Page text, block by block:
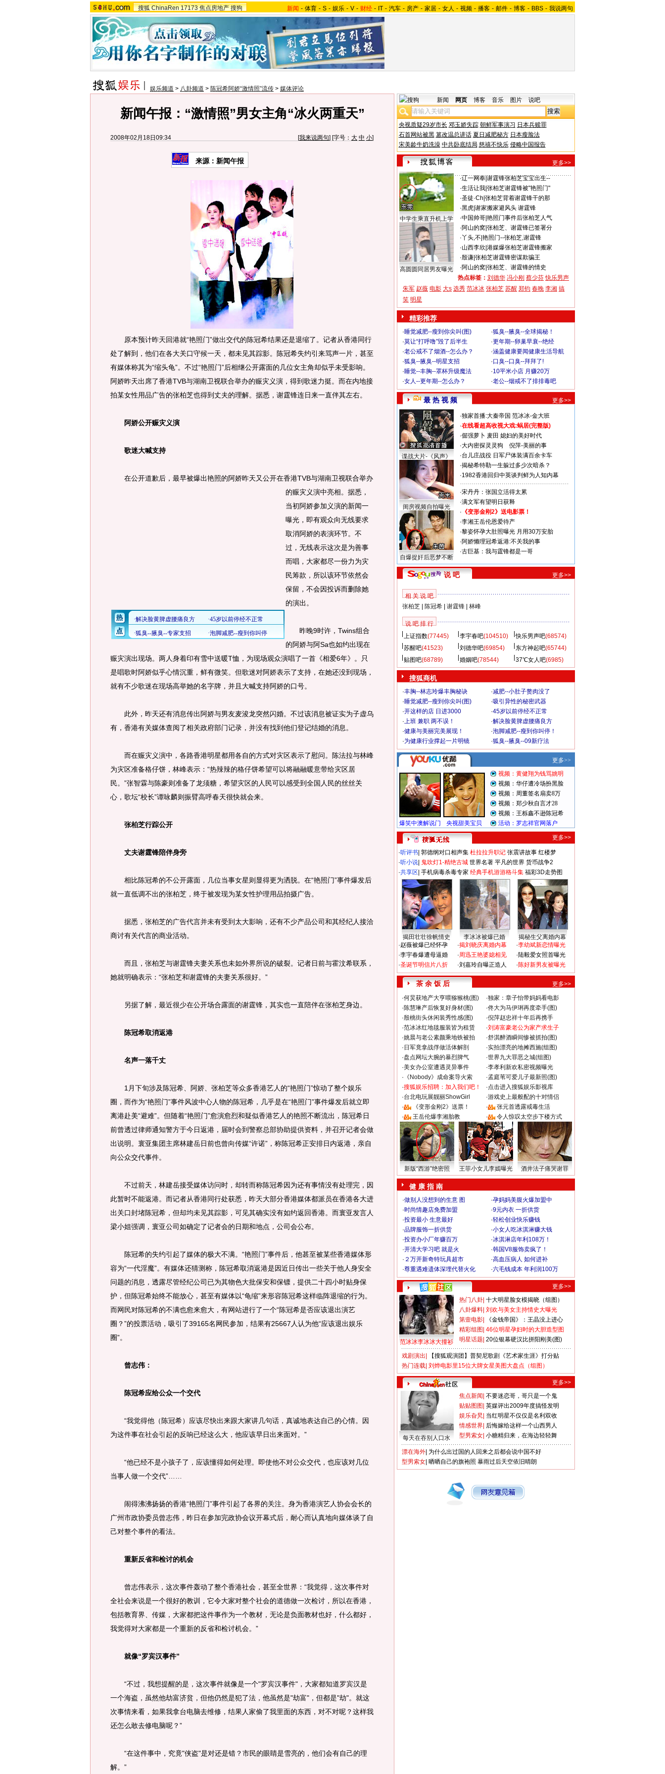
搜狐 ChinaRen 17173 焦点房地产 搜狗 新闻 - 体育 - S - 娱乐 - V - 财经 - IT - 汽车 - 房产 - 家居 - 女人 - 视频 - 播客 - 邮件 - 博客 - BBS - 我说两句
娱乐频道 > 八卦频道 > 陈冠希阿娇“激情照”流传 > 媒体评论
新闻午报：“激情照”男女主角“冰火两重天”
2008年02月18日09:34 [我来说两句] [字号： 大 中 小]
来源：新闻午报
原本预计昨天回港就“艳照门”做出交代的陈冠希结果还是退缩了。记者从香港同行
处了解到，他们在各大关口守候一天，都未见其踪影。陈冠希失约引来骂声一片，甚至
有媒体称其为“缩头龟”。不过“艳照门”后相继公开露面的几位女主角却似乎未受影响。
阿娇昨天出席了香港TVB与湖南卫视联合举办的赈灾义演，得到歌迷力挺。而在内地接
拍某女性用品广告的张柏芝也得到丈夫的理解。据悉，谢霆锋连日来一直伴其左右。
阿娇公开赈灾义演
歌迷大喊支持
在公开道歉后，最早被爆出艳照的阿娇昨天又公开在香港TVB与湖南卫视联合举办
的赈灾义演中亮相。 据悉，
当初阿娇参加义演的新闻一
曝光，即有观众向无线要求
取消阿娇的表演环节。不
过，无线表示这次是为善事
而唱，大家都尽一份力为灾
民筹款，所以该环节依然会
保留，不会因投诉而删除她
的演出。
昨晚9时许，Twins组合
的阿娇与阿Sa也如约出现在
赈灾演出现场。两人身着印有雪中送暖T恤，为现场观众演唱了一首《相爱6年》。只
是唱歌时阿娇似乎心情沉重，鲜有微笑。但歌迷对阿娇表示了支持，在她还没到现场，
就有不少歌迷在现场高举她的名字牌，并且大喊支持阿娇的口号。
此外，昨天还有消息传出阿娇与男友麦浚龙突然闪婚。不过该消息被证实为子虚乌
有，香港有关媒体查阅了相关政府部门记录，并没有找到他们登记结婚的消息。
而在赈灾义演中，各路香港明星都用各自的方式对灾区表示了慰问。陈法拉与林峰
为灾区准备格仔饼，林峰表示：“热辣辣的格仔饼希望可以将融融暖意带给灾区居
民。”张智霖与陈豪则准备了龙须糖，希望灾区的人民可以感受到全国人民的丝丝关
心，歌坛“校长”谭咏麟则振臂高呼春天很快就会来。
张柏芝行踪公开
丈夫谢霆锋陪伴身旁
相比陈冠希的不公开露面，几位当事女星则显得更为洒脱。在“艳照门”事件爆发后
就一直低调不出的张柏芝，终于被发现为某女性护理用品拍摄广告。
据悉，张柏芝的广告代言并未有受到太大影响，还有不少产品公司和其经纪人接洽
商讨有关代言的商业活动。
而且，张柏芝与谢霆锋夫妻关系也未如外界所说的破裂。记者日前与霍汶希联系，
她就明确表示：“张柏芝和谢霆锋的夫妻关系很好。”
另据了解，最近很少在公开场合露面的谢霆锋，其实也一直陪伴在张柏芝身边。
陈冠希取消返港
名声一落千丈
1月下旬涉及陈冠希、阿娇、张柏芝等众多香港艺人的“艳照门”惊动了整个娱乐
圈，而作为“艳照门”事件风波中心人物的陈冠希，几乎是在“艳照门”事件爆发后就立即
离港赴美“避难”。但随着“艳照门”愈演愈烈和疑似香港艺人的艳照不断流出，陈冠希日
前曾透过律师通知警方于今日返港，届时会到警察总部协助提供资料，并召开记者会做
出说明。寰亚集团主席林建岳日前也曾向传媒“许诺”，称陈冠希正安排日内返港，亲自
向公众交代事件。
不过前天，林建岳接受媒体访问时，却转而称陈冠希因为还有事情没有处理完，因
此暂时不能返港。而记者从香港同行处获悉，昨天大部分香港媒体都派员在香港各大进
出关口封堵陈冠希，但却均未见其踪影，可见其确实没有如约返回香港。而寰亚发言人
梁小姐强调，寰亚公司如确定了记者会的日期和地点，公司会公布。
陈冠希的失约引起了媒体的极大不满。“艳照门”事件后，他甚至被某些香港媒体形
容为“一代淫魔”。有媒体还猜测称，陈冠希取消返港是因近日传出一些关于他人身安全
问题的消息，透露尽管经纪公司已为其物色大批保安和保镖，提供二十四小时贴身保
护，但陈冠希始终不能放心，甚至有媒体以“龟缩”来形容陈冠希这样临阵退缩的行为。
而网民对陈冠希的不满也愈来愈大，有网站进行了一个“陈冠希是否应该退出演艺
圈？”的投票活动，吸引了39165名网民参加，结果有25667人认为他“应该退出娱乐
圈”。
曾志伟：
陈冠希应给公众一个交代
“我觉得他（陈冠希）应该尽快出来跟大家讲几句话，真诚地表达自己的心情。因
为这件事在社会引起的反响已经这么大，他应该早日出来面对。”
“他已经不是小孩子了，应该懂得如何处理。即使他不对公众交代，也应该对几位
当事人做一个交代”……
闹得沸沸扬扬的香港“艳照门”事件引起了各界的关注。身为香港演艺人协会会长的
广州市政协委员曾志伟，昨日在参加完政协会议开幕式后，耐心而认真地向媒体谈了自
己对整个事件的看法。
重新反省和检讨的机会
曾志伟表示，这次事件轰动了整个香港社会，甚至全世界：“我觉得，这次事件对
全社会来说是一个很好的教训，它令大家对整个社会的道德做一次检讨，所以在香港，
包括教育界、传媒，大家都把这件事作为一个教材，无论是负面教材也好，什么都好，
我觉得对大家都是一个重新的反省和检讨机会。”
就像“罗宾汉事件”
“不过，我想提醒的是，这次事件就像是一个"罗宾汉事件"，大家都知道罗宾汉是
一个海盗，虽然他劫富济贫，但他仍然是犯了法，他虽然是"劫富"，但都是"劫"。就这
次事情来看，如果我拿台电脑去维修，结果人家偷了我里面的东西，对不对呢？这样我
还怎么敢去修电脑呢？”
“在这件事中，究竟"侠盗"是对还是错？市民的眼睛是雪亮的，他们会有自己的理
解。”
新闻 网页 博客 音乐 图片 说吧
央视质疑29岁市长 邓玉娇失踪 朝鲜军事演习 日本兵赎罪
石首网站被黑 篡改温总讲话 夏日减肥秘方 日本瘦脸法
宋美龄牛奶洗澡 中共卧底结局 慈禧不快乐 侵略中国报告
更多>>
中学生乘直升机上学
高圆圆同居男友曝光
·辽一网奉| 谢霆锋张柏芝宝宝出生--
·生活让我| 张柏芝谢霆锋被"艳照门"
·圣徒·Ch 张柏芝背着谢霆锋干的那
·黑虎| 谢家搬家避风头 谢霆锋
·中国帅哥| 艳照门事件后张柏芝人气
·阿山的窝| 张柏芝、谢霆锋已签署分
·丫头,不 艳照门--张柏芝,谢霆锋
·山西李欣 港媒爆张柏芝谢霆锋搬家
·殷谦| 张柏芝谢霆锋密谋欺骗王
·阿山的窝| 张柏芝、谢霆锋的情史
热点标签： 刘德华 冯小刚 蔡少芬 快乐男声
朱军 赵薇 电影 大s 选秀 范冰冰 张柏芝 苏醒 郑钧 春晚 李湘 搞
笑 明星
精彩推荐
·睡觉减肥--瘦到你尖叫(图) ·狐臭--腋臭--全球揭秘！
·莫让“打呼噜”毁了后半生 ·更年期--卵巢早衰--绝经
·老公戒不了烟酒--怎么办？ ·涵盖健康要闻健康生活导航
·狐臭--腋臭--明星支招 ·口臭--口臭--拜拜了!
·睡觉--丰胸--罩杯升级魔法 ·10平米小店 月赚20万
·女人--更年期--怎么办？ ·老公--烟戒不了排排毒吧
最 热 视 频 更多>>
谍战大片-《风声》
闺房视频自拍曝光
自爆捉奸后恶梦不断
·独家首播:大秦帝国 范冰冰-金大班
·在线看超高收视大戏:蜗居(完整版)
·倔强萝卜 麦田 媳妇的美好时代
·大内密探灵灵狗
倪萍-美丽的事
·台儿庄战役 日军尸体装满百余卡车
·揭秘希特勒一生躲过多少次暗杀？
·1982香港回归中英谈判鲜为人知内幕
·宋丹丹：张国立活得太累
·满文军有望明日获释
· 《变形金刚2》送电影票！
·李湘王岳伦恩爱待产
·黎姿怀孕大肚照曝光 月用30万安胎
·阿娇懒理冠希返港:不关我的事
·古巨基：我与霆锋都是一哥
说 吧 更多>>
相 关 说 吧
张柏芝| 陈冠希| 谢霆锋| 林峰
说 吧 排 行
上证指数(77445) 李宇春吧(104510) 快乐男声吧(68574)
苏醒吧(41523) 刘德华吧(69854) 东方神起吧(65744)
贴图吧(68789) 婚姻吧(78544) 37℃女人吧(6985)
搜狐商机
·丰胸--林志玲爆丰胸秘诀 ·减肥--小肚子赘肉没了
·睡觉减肥--瘦到你尖叫(图) ·吸引异性的秘密武器
·开这样的店 日进3000 ·45岁以前停经不正常
·上班 兼职 两不误！ ·解决脸黄脾虚腰痛良方
·健康与美丽完美展现！ ·泡脚减肥--瘦到你叫停！
·为健康行业撑起一片明镜 ·狐臭--腋臭--09新疗法
更多>>
·听评书 郭德纲对口相声集 杜拉拉升职记 张震讲故事 红楼梦
·听小说 鬼吹灯1-精绝古城 世界名著 平凡的世界 货币战争2
·共享区 手机病毒杀毒专家 经典手机游游格斗集 福彩3D走势图
揭田壮壮徐帆情史 李冰冰被爆已婚
揭秘生父离婚内幕
·赵薇被爆已经怀孕
·李宇春爆遭母逼婚
·圣诞节明信片八折
·揭刘晓庆离婚内幕
·周迅王艳婆媳相见
·刘嘉玲自曝正造人
·李幼斌新恋情曝光
·陆毅爱女照首曝光
·陈好新男友被曝光
茶 余 饭 后
更多>>
·何炅获地产大亨喂猕猴桃(图) ·独家：章子怡带妈妈看电影
·陈慧琳产后恢复好身材(图) ·佟大为马伊琍再度牵手(图)
·殷桃街头休闲装秀性感(图) ·倪萍赵忠祥十年后再携手
·范冰冰红地毯服装皆为租赁 ·刘涛富豪老公为家产求生子
·姚晨与老公素颜乘地铁被拍 ·舒淇醉酒瞬间惨被抓拍(图)
· 日军竟拿战俘做活体解剖 ·实拍漂亮的地摊西施(组图)
·盘点网坛大腕的暴烈脾气 ·世界九大罪恶之城(组图)
·美女办公室遭遇灵异事件 ·李孝利新欢私密视频曝光
· 《Nobody》成命案导火索 ·孟庭苇可爱儿子最新照(图)
·搜狐娱乐招聘：加入我们吧！ ·点击进入搜狐娱乐影视库
·台北电玩展靓丽ShowGirl ·游戏史上最般配的十对情侣
·
《变形金刚2》送票！ ·
张元首透露戒毒生活
·
王岳伦爆李湘胎教 · 令人惊叹太空步下楼方式
新版“西游”绝密照 王菲小女儿李嫣曝光 酒井法子痛哭谢罪
健 康 指 南
·做别人没想到的生意 图 ·孕妈妈美腹火爆加盟中
·时尚情趣店免费加盟 ·9元内衣 一折供货
·投资最小 生意最好 ·轻松创业快乐赚钱
·品牌服饰一折供货 ·小女人吃冰淇淋赚大钱
·投资办小厂年赚百万 ·冰淇淋店年利108万！
·开清大学习吧 就是火 ·韩国V8服饰卖疯了！
· ２万开新奇特玩具超市 ·高血压病人 如何进补
·尊重遇难遗体深埋代替火化 ·六毛钱成本 年利润100万
更多>>
范冰冰李冰冰大撞衫
热门八卦 十大明星脸女模揭晓（组图）
八卦爆料 刘欢与美女主持情史大曝光
第壹电影
《金钱帝国》：王晶没上进心
精彩组图 46位明星孕妇时的大胆造型图
明星话题 20位银幕硬汉比拼阳刚美(图)
戏剧演出
【搜狐观演团】普契尼歌剧《艺术家生涯》打分贴
热门连载 刘烨电影里15位大牌女星美图大盘点（组图）
更多>>
每天在吞别人口水
焦点新闻 不要迷恋哥，哥只是一个鬼
贴贴图图 英媒评出2009年度搞怪发明
娱乐旮旯 当红明星不仅仅是名利双收
情感世界 后悔嫁给这样一个山西男人
型男索女 小糖精归来，在海边轻轻舞
漂在海外 为什么出过国的人回来之后都会说中国不好
型男索女 晒晒自己的旗袍照 暴雨过后天空依旧晴朗